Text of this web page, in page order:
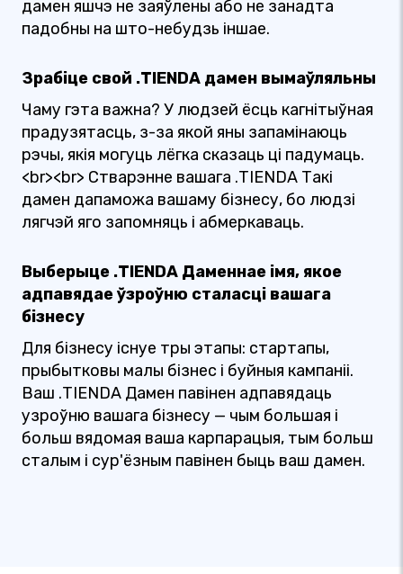
дамен яшчэ не заяўлены або не занадта
падобны на што-небудзь іншае.
Зрабіце свой .TIENDA дамен вымаўляльны
Чаму гэта важна? У людзей ёсць кагнітыўная
прадузятасць, з-за якой яны запамінаюць
рэчы, якія могуць лёгка сказаць ці падумаць.
<br><br> Стварэнне вашага .TIENDA Такі
дамен дапаможа вашаму бізнесу, бо людзі
лягчэй яго запомняць і абмеркаваць.
Выберыце .TIENDA Даменнае імя, якое
адпавядае ўзроўню сталасці вашага
бізнесу
Для бізнесу існуе тры этапы: стартапы,
прыбытковы малы бізнес і буйныя кампаніі.
Ваш .TIENDA Дамен павінен адпавядаць
узроўню вашага бізнесу — чым большая і
больш вядомая ваша карпарацыя, тым больш
сталым і сур'ёзным павінен быць ваш дамен.